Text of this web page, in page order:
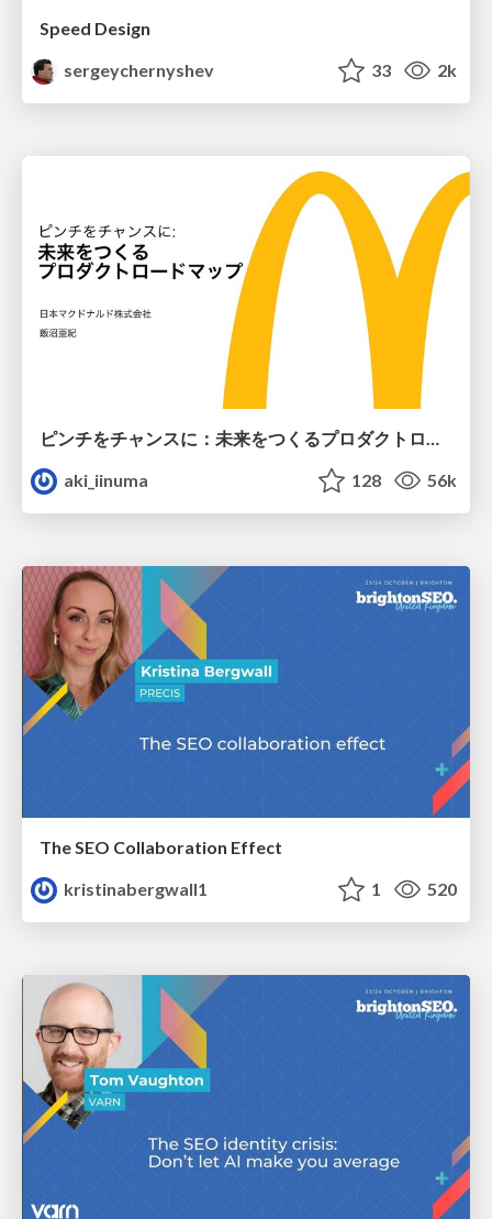
Speed Design
sergeychernyshev
33 2k
aki_iinuma
128 56k
The SEO Collaboration Effect
kristinabergwall1
1 520